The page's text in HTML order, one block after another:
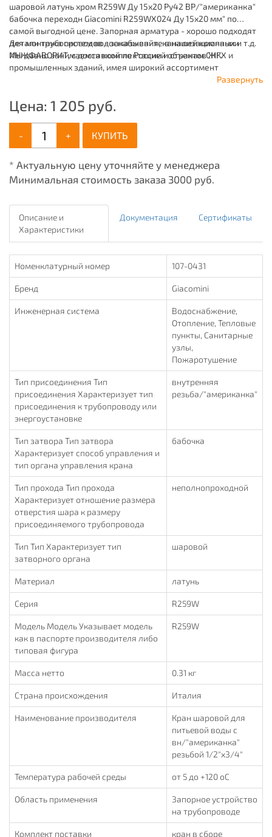
шаровой латунь хром R259W Ду 15х20 Ру42 ВР/"американка"
бабочка переходн Giacomini R259WX024 Ду 15х20 мм" по
самой выгодной цене. Запорная арматура - хорошо подходят
для монтажа систем водоснабжения, канализационных и т.д.
Мы давно занимаемся комплектацией объектов ЖКХ и
промышленных зданий, имея широкий ассортимент
Детали трубопроводов - заказывайте в нашей компании
ИНЖФАВОРИТ, с доставкой по России и странам СНГ.
Развернуть
Цена: 1 205 руб.
- + КУПИТЬ
* Актуальную цену уточняйте у менеджера
Минимальная стоимость заказа 3000 руб.
Описание и
Характеристики
Документация Сертификаты
Номенклатурный номер 107-0431
Бренд Giacomini
Инженерная система
Водоснабжение,
Отопление, Тепловые
пункты, Санитарные
узлы,
Пожаротушение
Тип присоединения Тип
присоединения Характеризует тип
присоединения к трубопроводу или
энергоустановке
внутренняя
резьба/"американка"
Тип затвора Тип затвора
Характеризует способ управления и
тип органа управления крана
бабочка
Тип прохода Тип прохода
Характеризует отношение размера
отверстия шара к размеру
присоединяемого трубопровода
неполнопроходной
Тип Тип Характеризует тип
затворного органа
шаровой
Материал латунь
Серия R259W
Модель Модель Указывает модель
как в паспорте производителя либо
типовая фигура
R259W
Масса нетто 0.31 кг
Страна происхождения Италия
Наименование производителя
Кран шаровой для
питьевой воды с
вн/"американка"
резьбой 1/2"х3/4"
Температура рабочей среды от 5 до +120 oC
Область применения
Запорное устройство
на трубопроводе
Комплект поставки кран в сборе